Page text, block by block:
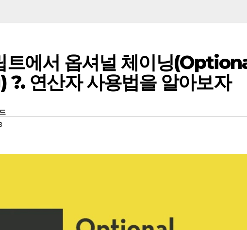
트에서 옵셔널 체이닝
연산자 사용법을 알아보자